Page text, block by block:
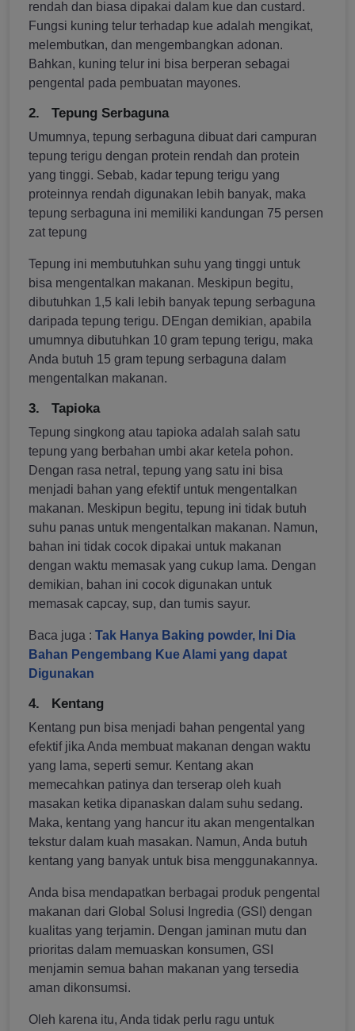
rendah dan biasa dipakai dalam kue dan custard.
Fungsi kuning telur terhadap kue adalah mengikat,
melembutkan, dan mengembangkan adonan.
Bahkan, kuning telur ini bisa berperan sebagai
pengental pada pembuatan mayones.
2. Tepung Serbaguna
Umumnya, tepung serbaguna dibuat dari campuran
tepung terigu dengan protein rendah dan protein
yang tinggi. Sebab, kadar tepung terigu yang
proteinnya rendah digunakan lebih banyak, maka
tepung serbaguna ini memiliki kandungan 75 persen
zat tepung
Tepung ini membutuhkan suhu yang tinggi untuk
bisa mengentalkan makanan. Meskipun begitu,
dibutuhkan 1,5 kali lebih banyak tepung serbaguna
daripada tepung terigu. DEngan demikian, apabila
umumnya dibutuhkan 10 gram tepung terigu, maka
Anda butuh 15 gram tepung serbaguna dalam
mengentalkan makanan.
3. Tapioka
Tepung singkong atau tapioka adalah salah satu
tepung yang berbahan umbi akar ketela pohon.
Dengan rasa netral, tepung yang satu ini bisa
menjadi bahan yang efektif untuk mengentalkan
makanan. Meskipun begitu, tepung ini tidak butuh
suhu panas untuk mengentalkan makanan. Namun,
bahan ini tidak cocok dipakai untuk makanan
dengan waktu memasak yang cukup lama. Dengan
demikian, bahan ini cocok digunakan untuk
memasak capcay, sup, dan tumis sayur.
Baca juga : Tak Hanya Baking powder, Ini Dia
Bahan Pengembang Kue Alami yang dapat
Digunakan
4. Kentang
Kentang pun bisa menjadi bahan pengental yang
efektif jika Anda membuat makanan dengan waktu
yang lama, seperti semur. Kentang akan
memecahkan patinya dan terserap oleh kuah
masakan ketika dipanaskan dalam suhu sedang.
Maka, kentang yang hancur itu akan mengentalkan
tekstur dalam kuah masakan. Namun, Anda butuh
kentang yang banyak untuk bisa menggunakannya.
Anda bisa mendapatkan berbagai produk pengental
makanan dari Global Solusi Ingredia (GSI) dengan
kualitas yang terjamin. Dengan jaminan mutu dan
prioritas dalam memuaskan konsumen, GSI
menjamin semua bahan makanan yang tersedia
aman dikonsumsi.
Oleh karena itu, Anda tidak perlu ragu untuk